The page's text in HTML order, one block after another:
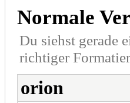
Normale
Du siehst gerade
richtiger
orion